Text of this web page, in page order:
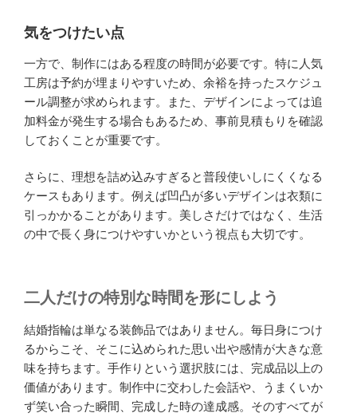
気をつけたい点
一方で、制作にはある程度の時間が必要です。特に人気
工房は予約が埋まりやすいため、余裕を持ったスケジュ
ール調整が求められます。また、デザインによっては追
加料金が発生する場合もあるため、事前見積もりを確認
しておくことが重要です。
さらに、理想を詰め込みすぎると普段使いしにくくなる
ケースもあります。例えば凹凸が多いデザインは衣類に
引っかかることがあります。美しさだけではなく、生活
の中で長く身につけやすいかという視点も大切です。
二人だけの特別な時間を形にしよう
結婚指輪は単なる装飾品ではありません。毎日身につけ
るからこそ、そこに込められた思い出や感情が大きな意
味を持ちます。手作りという選択肢には、完成品以上の
価値があります。制作中に交わした会話や、うまくいか
ず笑い合った瞬間、完成した時の達成感。そのすべてが